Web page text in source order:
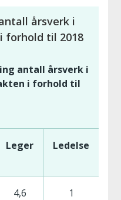
årsverk i
forhold til 2018
antall årsverk i
i forhold til
Leger Ledelse
4,6 1